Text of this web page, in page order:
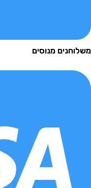
מנוסים